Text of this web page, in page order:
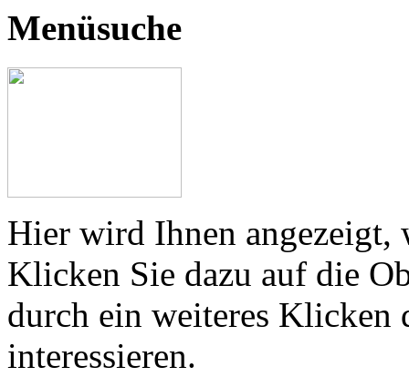
Menüsuche
Hier wird Ihnen angezeigt,
Klicken Sie dazu auf die
durch ein weiteres Klicken
interessieren.